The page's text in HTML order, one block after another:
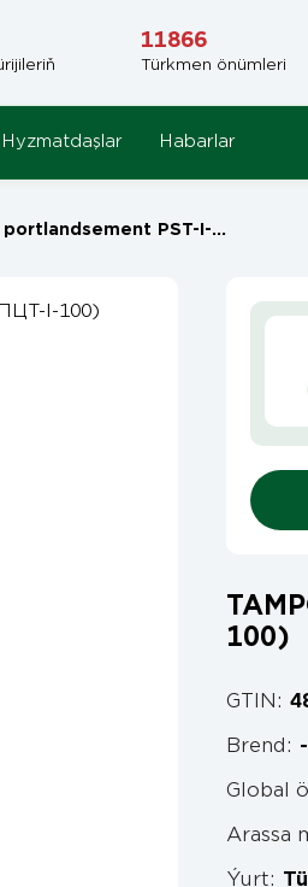
11866
Türkmen önümleri
Hyzmatdaşlar Habarlar
PST-I-100 (ПЦТ-I-100)
100)
GTIN:
Brend: -
Global
Arassa
Ýurt: